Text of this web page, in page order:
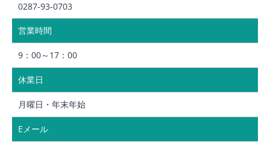
0287-93-0703
営業時間
9：00～17：00
休業日
月曜日・年末年始
Eメール